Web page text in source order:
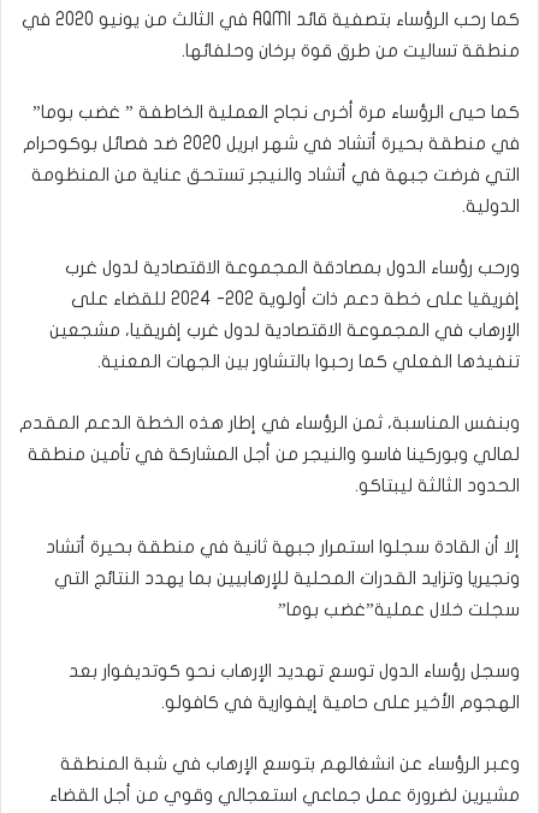
كما رحب الرؤساء بتصفية قائد AQMl في الثالث من يونيو 2020 في
منطقة تساليت من طرق قوة برخان وحلفائها.
كما حيى الرؤساء مرة أخرى نجاح العملية الخاطفة ” غضب بوما”
في منطقة بحيرة أتشاد في شهر ابريل 2020 ضد فصائل بوكوحرام
التي فرضت جبهة في أتشاد والنيجر تستحق عناية من المنظومة
الدولية.
ورحب رؤساء الدول بمصادقة المجموعة الاقتصادية لدول غرب
إفريقيا على خطة دعم ذات أولوية 202- 2024 للقضاء على
الإرهاب في المجموعة الاقتصادية لدول غرب إفريقيا، مشجعين
تنفيذها الفعلي كما رحبوا بالتشاور بين الجهات المعنية.
وبنفس المناسبة، ثمن الرؤساء في إطار هذه الخطة الدعم المقدم
لمالي وبوركينا فاسو والنيجر من أجل المشاركة في تأمين منطقة
الحدود الثالثة ليبتاكو.
إلا أن القادة سجلوا استمرار جبهة ثانية في منطقة بحيرة أتشاد
ونجيريا وتزايد القدرات المحلية للإرهابيين بما يهدد النتائج التي
سجلت خلال عملية”غضب بوما”
وسجل رؤساء الدول توسع تهديد الإرهاب نحو كوتديفوار بعد
الهجوم الأخير على حامية إيفوارية في كافولو.
وعبر الرؤساء عن انشغالهم بتوسع الإرهاب في شبة المنطقة
مشيرين لضرورة عمل جماعي استعجالي وقوي من أجل القضاء